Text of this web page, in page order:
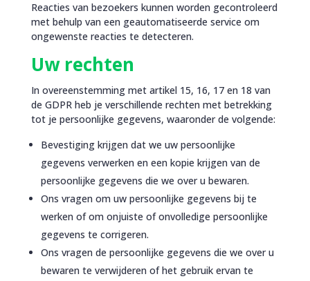
Reacties van bezoekers kunnen worden gecontroleerd
met behulp van een geautomatiseerde service om
ongewenste reacties te detecteren.
Uw rechten
In overeenstemming met artikel 15, 16, 17 en 18 van
de GDPR heb je verschillende rechten met betrekking
tot je persoonlijke gegevens, waaronder de volgende:
Bevestiging krijgen dat we uw persoonlijke
gegevens verwerken en een kopie krijgen van de
persoonlijke gegevens die we over u bewaren.
Ons vragen om uw persoonlijke gegevens bij te
werken of om onjuiste of onvolledige persoonlijke
gegevens te corrigeren.
Ons vragen de persoonlijke gegevens die we over u
bewaren te verwijderen of het gebruik ervan te